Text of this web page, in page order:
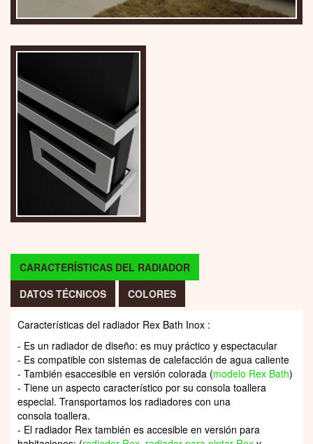
CARACTERÍSTICAS DEL RADIADOR
DATOS TÉCNICOS
COLORES
Características del radiador Rex Bath Inox :
- Es un radiador de diseño: es muy práctico y espectacular
- Es compatible con sistemas de calefacción de agua caliente
- También esaccesible en versión colorada (modelo Rex Bath)
- Tiene un aspecto característico por su consola toallera
especial. Transportamos los radiadores con una
consola toallera.
- El radiador Rex también es accesible en versión para